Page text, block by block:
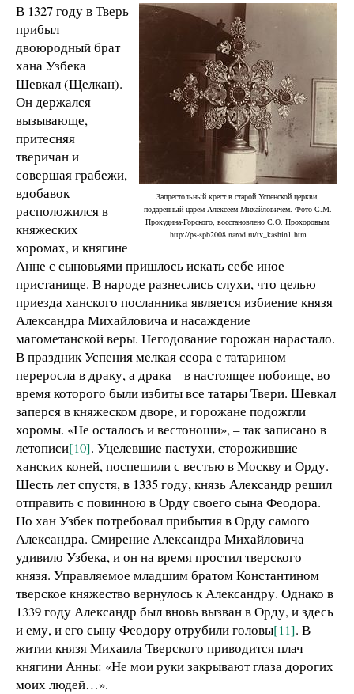
Запрестольный крест в старой Успенской церкви,
подаренный царем Алексеем Михайловичем. Фото С.М.
Прокудина-Горского, восстановлено С.О. Прохоровым.
http://ps-spb2008.narod.ru/tv_kashin1.htm
В 1327 году в Тверь
прибыл
двоюродный брат
хана Узбека
Шевкал (Щелкан).
Он держался
вызывающе,
притесняя
тверичан и
совершая грабежи,
вдобавок
расположился в
княжеских
хоромах, и княгине
Анне с сыновьями пришлось искать себе иное
пристанище. В народе разнеслись слухи, что целью
приезда ханского посланника является избиение князя
Александра Михайловича и насаждение
магометанской веры. Негодование горожан нарастало.
В праздник Успения мелкая ссора с татарином
переросла в драку, а драка – в настоящее побоище, во
время которого были избиты все татары Твери. Шевкал
заперся в княжеском дворе, и горожане подожгли
хоромы. «Не осталось и вестоноши», – так записано в
летописи[10]. Уцелевшие пастухи, сторожившие
ханских коней, поспешили с вестью в Москву и Орду.
Шесть лет спустя, в 1335 году, князь Александр решил
отправить с повинною в Орду своего сына Феодора.
Но хан Узбек потребовал прибытия в Орду самого
Александра. Смирение Александра Михайловича
удивило Узбека, и он на время простил тверского
князя. Управляемое младшим братом Константином
тверское княжество вернулось к Александру. Однако в
1339 году Александр был вновь вызван в Орду, и здесь
и ему, и его сыну Феодору отрубили головы[11]. В
житии князя Михаила Тверского приводится плач
княгини Анны: «Не мои руки закрывают глаза дорогих
моих людей…».